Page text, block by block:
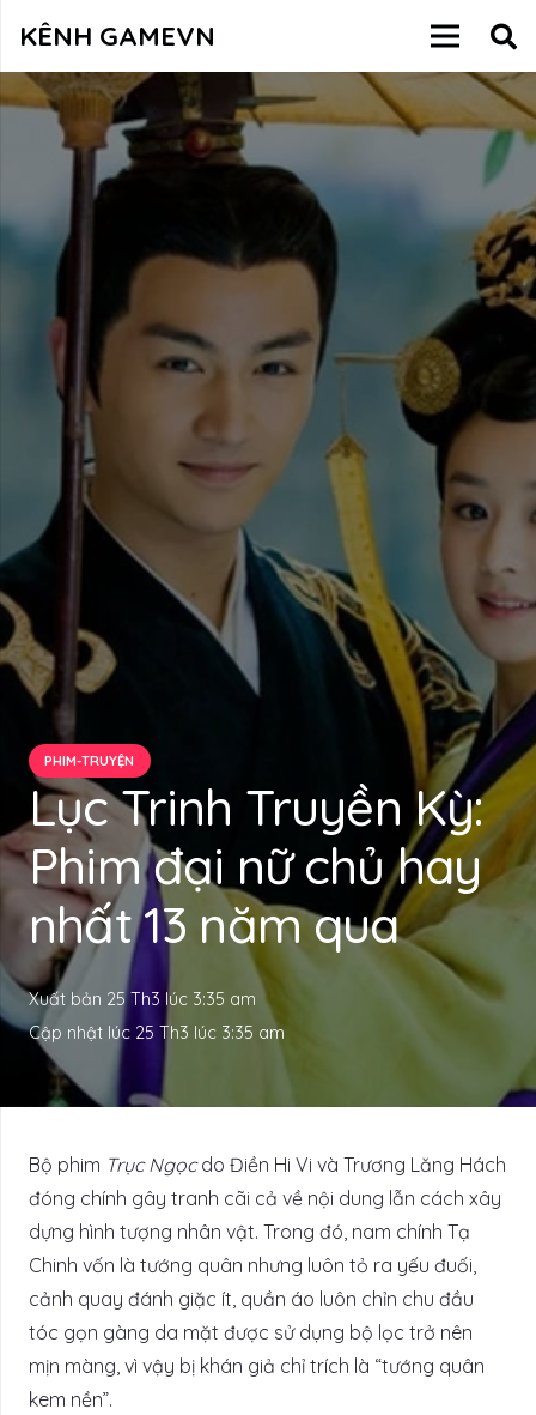
KÊNH GAMEVN
PHIM-TRUYỆN
Lục Trinh Truyền Kỳ:
Phim đại nữ chủ hay
nhất 13 năm qua
Xuất bản 25 Th3 lúc 3:35 am
Cập nhật lúc 25 Th3 lúc 3:35 am
Bộ phim Trục Ngọcdo Điền Hi Vi và Trương Lăng Hách
đóng chính gây tranh cãi cả về nội dung lẫn cách xây
dựng hình tượng nhân vật. Trong đó, nam chính Tạ
Chinh vốn là tướng quân nhưng luôn tỏ ra yếu đuối,
cảnh quay đánh giặc ít, quần áo luôn chỉn chu đầu
tóc gọn gàng da mặt được sử dụng bộ lọc trở nên
mịn màng, vì vậy bị khán giả chỉ trích là “tướng quân
kem nền”.